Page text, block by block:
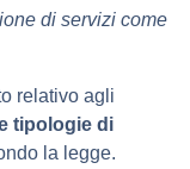
di servizi come
relativo agli
tipologie di
la legge.